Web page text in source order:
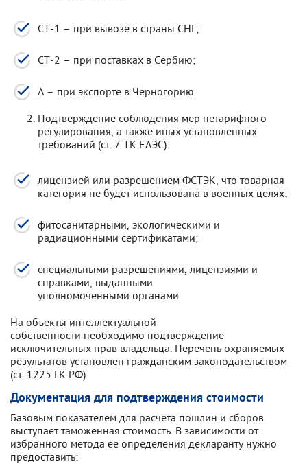
СТ-1 – при вывозе в страны СНГ;
СТ-2 – при поставках в Сербию;
А – при экспорте в Черногорию.
Подтверждение соблюдения мер нетарифного
регулирования, а также иных установленных
требований (ст. 7 ТК ЕАЭС):
лицензией или разрешением ФСТЭК, что товарная
категория не будет использована в военных целях;
фитосанитарными, экологическими и
радиационными сертификатами;
специальными разрешениями, лицензиями и
справками, выданными
уполномоченными органами.
На объекты интеллектуальной
собственности необходимо подтверждение
исключительных прав владельца. Перечень охраняемых
результатов установлен гражданским законодательством
(ст. 1225 ГК РФ).
Документация для подтверждения стоимости
Базовым показателем для расчета пошлин и сборов
выступает таможенная стоимость. В зависимости от
избранного метода ее определения декларанту нужно
предоставить: